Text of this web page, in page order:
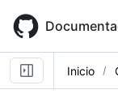
main
content
Inicio